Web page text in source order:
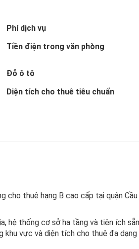
Phí dịch vụ
Tiền điện trong văn phòng
Đỗ ô tô
Diện tích cho thuê tiêu chuẩn
cho thuê hạng B cao cấp tại quận
hệ thống cơ sở hạ tầng và tiện ích
khu vực và diện tích cho thuê đa